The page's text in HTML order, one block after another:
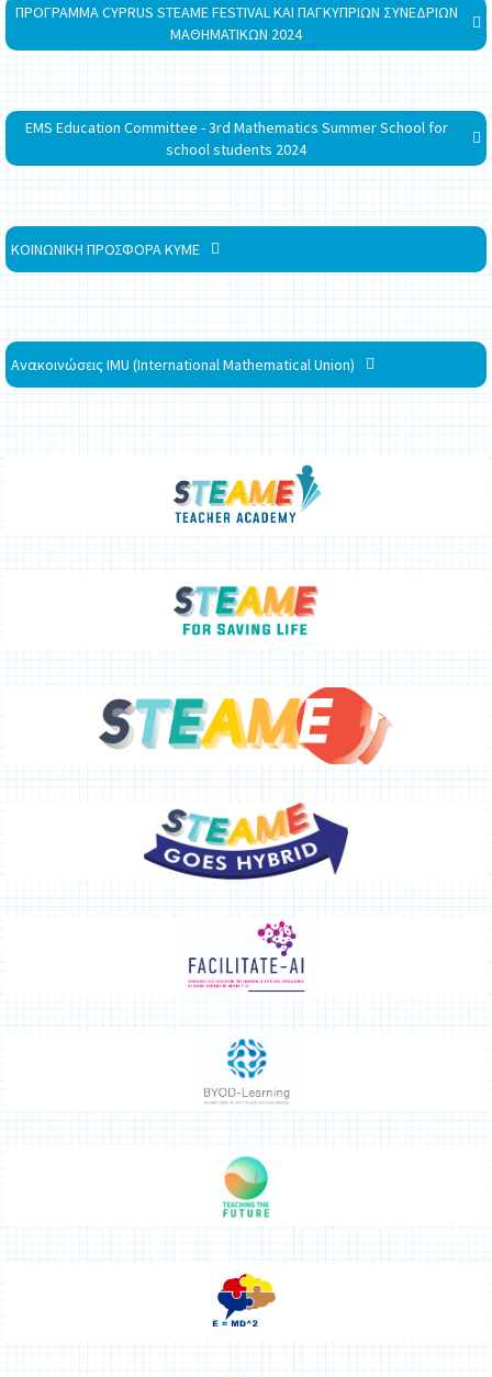
ΠΡΟΓΡΑΜΜΑ CYPRUS STEAME FESTIVAL ΚΑΙ ΠΑΓΚΥΠΡΙΩΝ ΣΥΝΕΔΡΙΩΝ
ΜΑΘΗΜΑΤΙΚΩΝ 2024
EMS Education Committee - 3rd Mathematics Summer School for
school students 2024
ΚΟΙΝΩΝΙΚΗ ΠΡΟΣΦΟΡΑ ΚΥΜΕ
Ανακοινώσεις IMU (International Mathematical Union)